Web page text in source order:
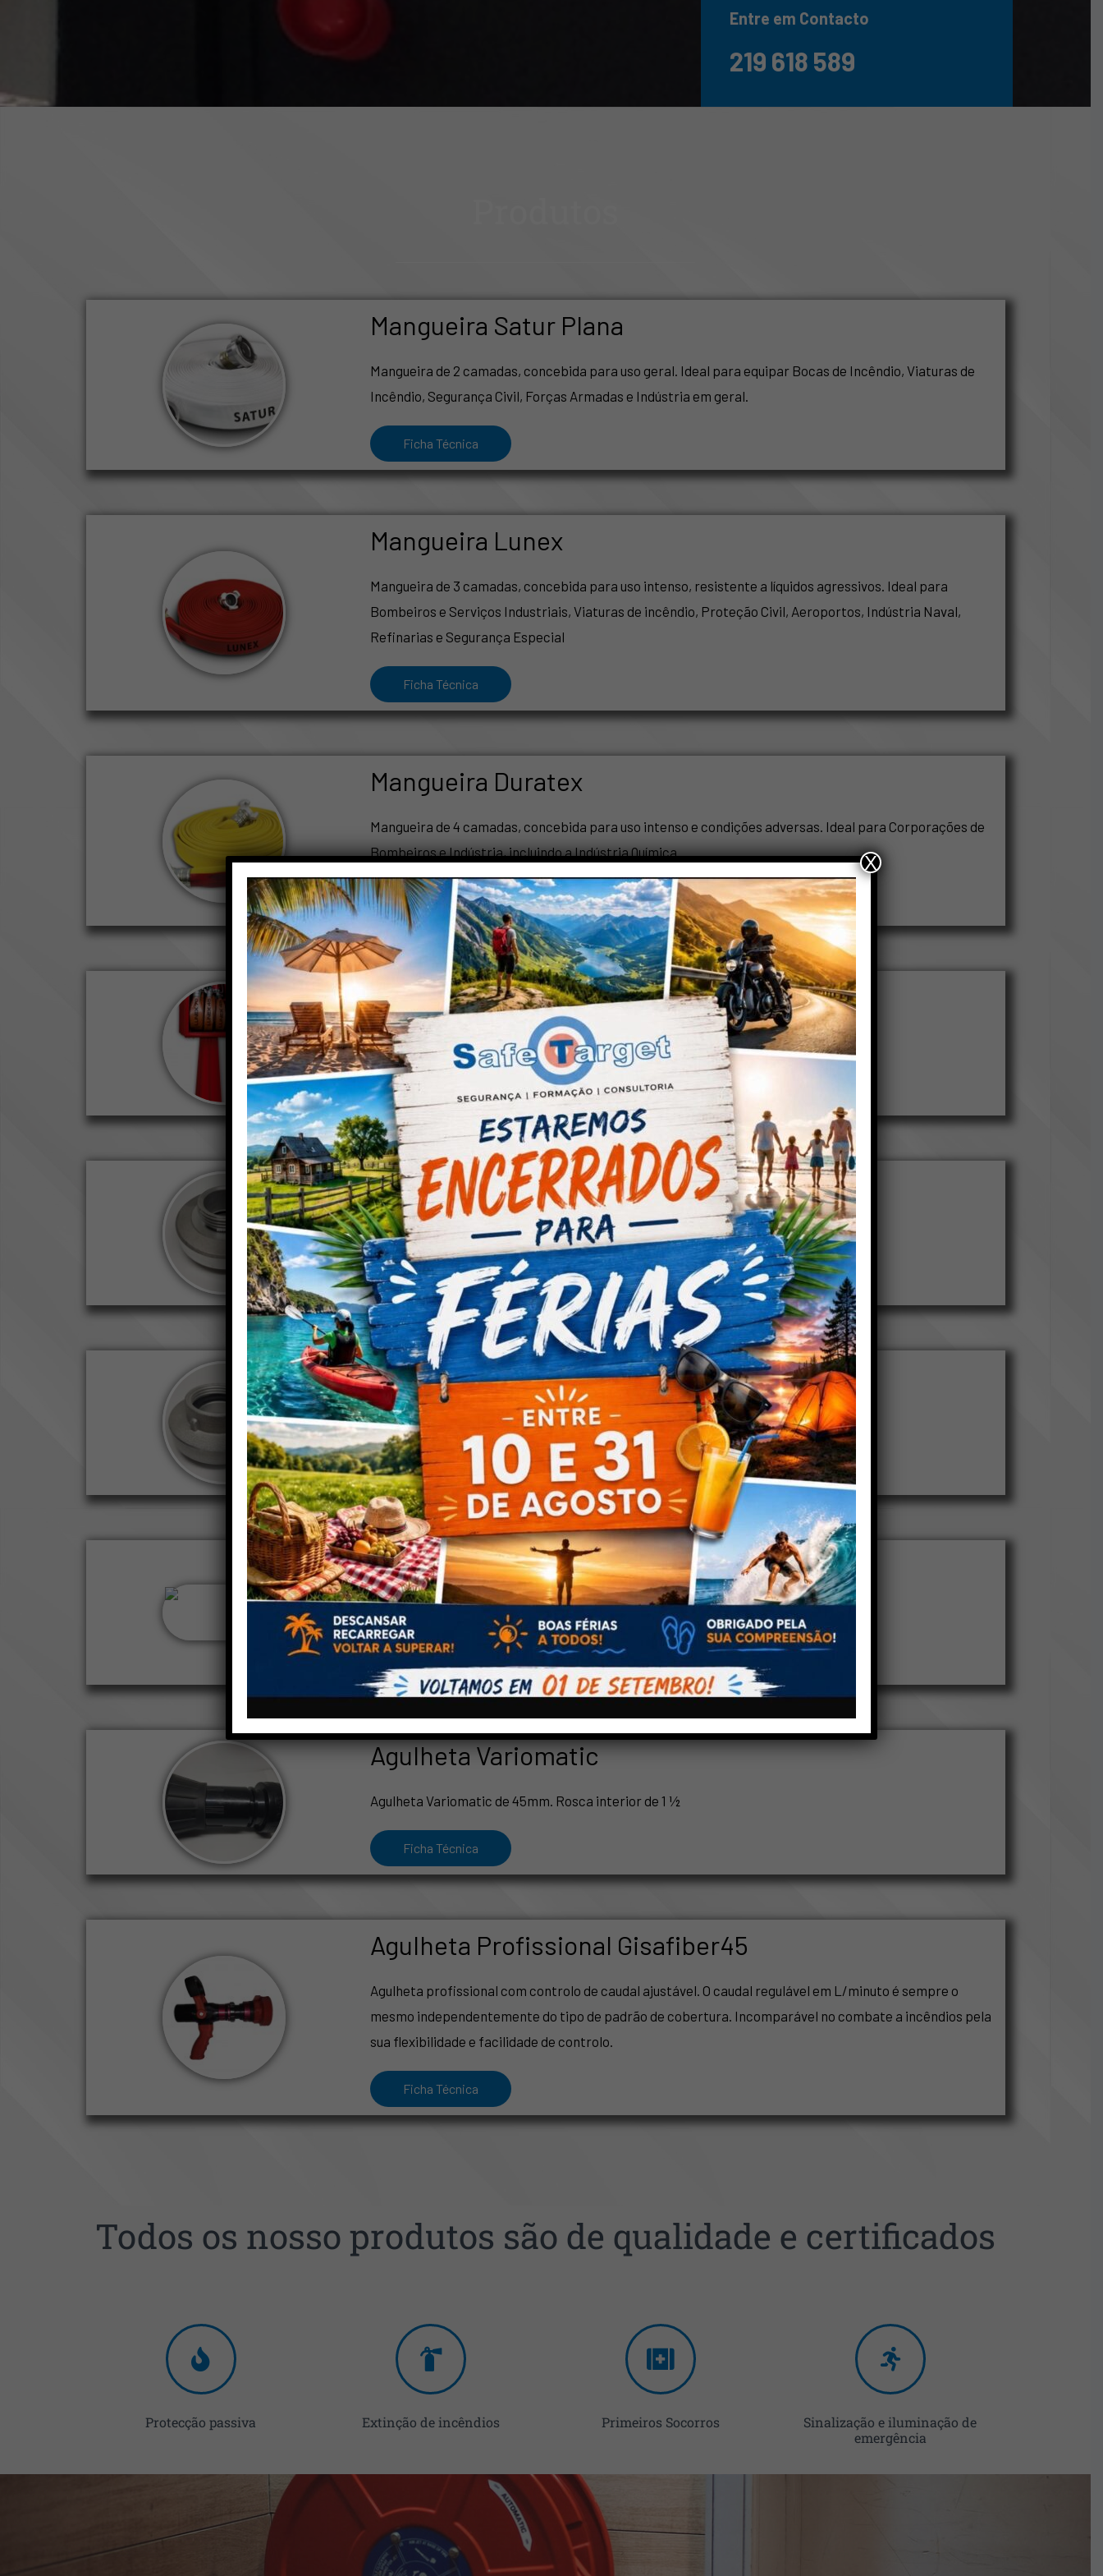
Entre em Contacto
219 618 589
Mangueira Satur Plana
Mangueira de 2 camadas, concebida para uso geral. Ideal para equipar Bocas de Incêndio, Viaturas de
Incêndio, Segurança Civil, Forças Armadas e Indústria em geral.
Ficha Técnica
Mangueira Lunex
Mangueira de 3 camadas, concebida para uso intenso, resistente a líquidos agressivos. Ideal para
Bombeiros e Serviços Industriais, Viaturas de incêndio, Proteção Civil, Aeroportos, Indústria Naval,
Refinarias e Segurança Especial
Ficha Técnica
Mangueira Duratex
Mangueira de 4 camadas, concebida para uso intenso e condições adversas. Ideal para Corporações de
Bombeiros e Indústria, incluindo a Indústria Química.
Ficha Técnica
Caseta Intempérie
Caseta Intempérie em fibra de vidro vazia para material de apoio ao hidrante.
Ficha Técnica
Adaptador Storz Macho
Adaptador Storz alumínio DN52 com rosca exterior 45 SI.
Ficha Técnica
Adaptador Storz Fêmea
Adaptador Storz alumínio DN52 com rosca interior 45 SI
Ficha Técnica
Tampão Storz
Tampão Storz alumínio DN52
Ficha Técnica
Agulheta Variomatic
Agulheta Variomatic de 45mm. Rosca interior de 1 ½
Ficha Técnica
Agulheta Profissional Gisafiber45
Agulheta profissional com controlo de caudal ajustável. O caudal regulável em L/minuto é sempre o
mesmo independentemente do tipo de padrão de cobertura. Incomparável no combate a incêndios pela
sua flexibilidade e facilidade de controlo.
Ficha Técnica
Todos os nosso produtos são de qualidade e certificados
Protecção passiva Extinção de incêndios Primeiros Socorros
Sinalização e iluminação de
emergência
X